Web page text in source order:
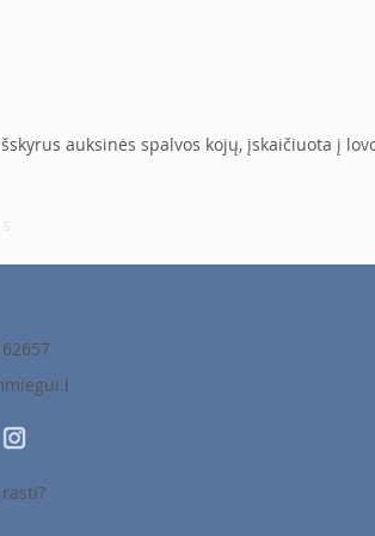
auksinės spalvos kojų, įskaičiuota į